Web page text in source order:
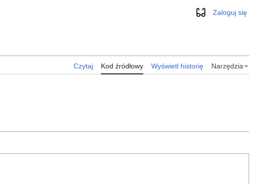
WyglądZaloguj się
Czytaj Kod źródłowy Wyświetl historię Narzędzia